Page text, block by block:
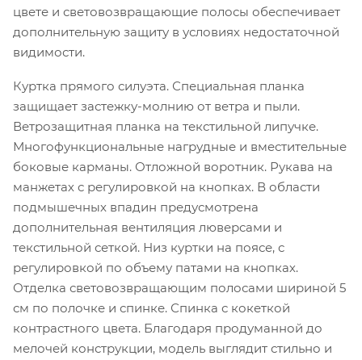
цвете и световозвращающие полосы обеспечивает
дополнительную защиту в условиях недостаточной
видимости.
Куртка прямого силуэта. Специальная планка
защищает застежку-молнию от ветра и пыли.
Ветрозащитная планка на текстильной липучке.
Многофункциональные нагрудные и вместительные
боковые карманы. Отложной воротник. Рукава на
манжетах с регулировкой на кнопках. В области
подмышечных впадин предусмотрена
дополнительная вентиляция люверсами и
текстильной сеткой. Низ куртки на поясе, с
регулировкой по объему патами на кнопках.
Отделка световозвращающим полосами шириной 5
см по полочке и спинке. Спинка с кокеткой
контрастного цвета. Благодаря продуманной до
мелочей конструкции, модель выглядит стильно и